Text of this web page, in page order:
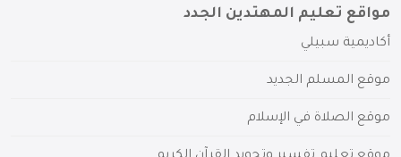
مواقع تعليم المهتدين الجدد
أكاديمية سبيلي
موقع المسلم الجديد
موقع الصلاة في الإسلام